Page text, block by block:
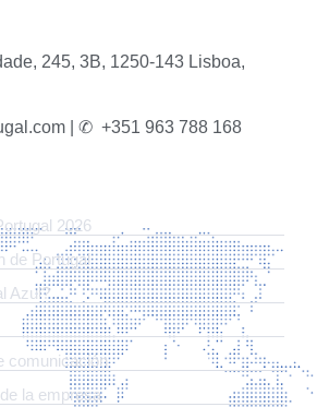
245, 3B, 1250-143 Lisboa,
| ✆ +351 963 788 168
2026
de Portugal
Azul?
comunicación
la empresa